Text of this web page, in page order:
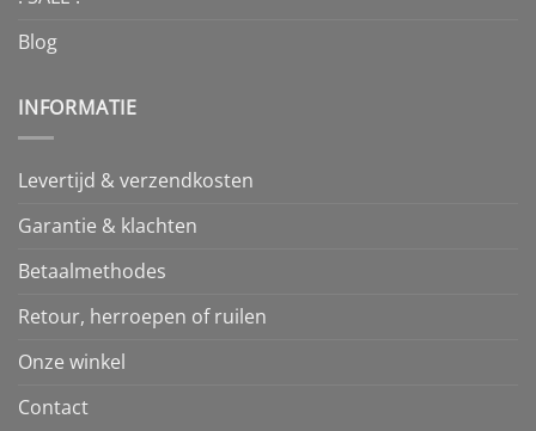
Blog
INFORMATIE
Levertijd & verzendkosten
Garantie & klachten
Betaalmethodes
Retour, herroepen of ruilen
Onze winkel
Contact